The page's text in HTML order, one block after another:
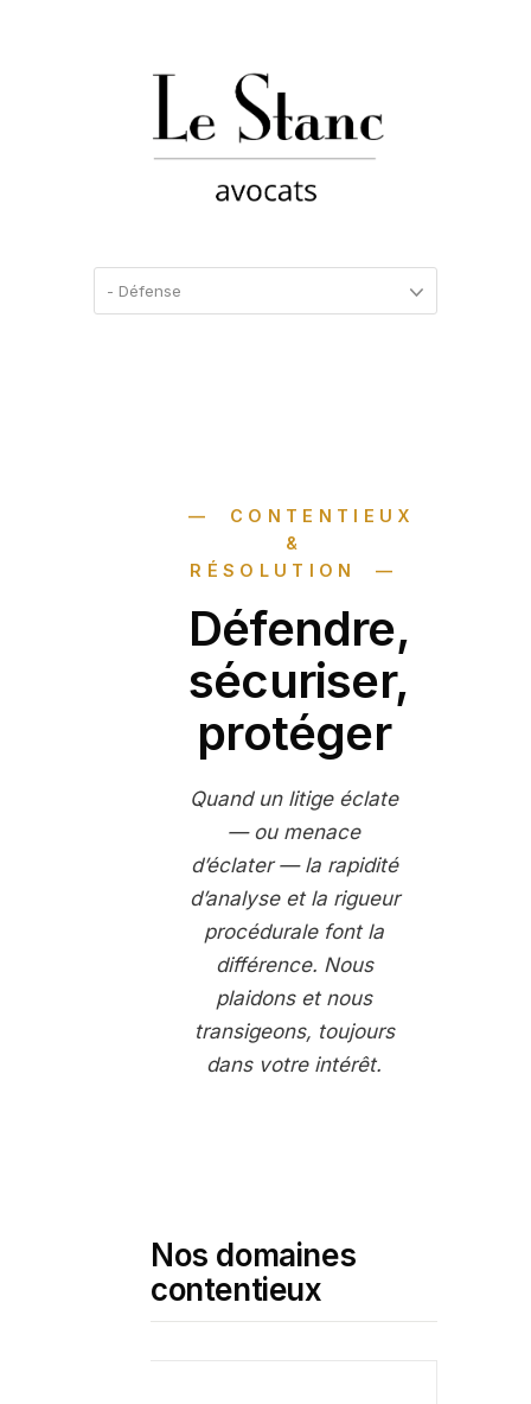
CONTENTIEUX
&
RÉSOLUTION
Défendre,
sécuriser,
protéger
Quand un litige éclate
— ou menace
d’éclater — la rapidité
d’analyse et la rigueur
procédurale font la
différence. Nous
plaidons et nous
transigeons, toujours
dans votre intérêt.
Nos domaines
contentieux